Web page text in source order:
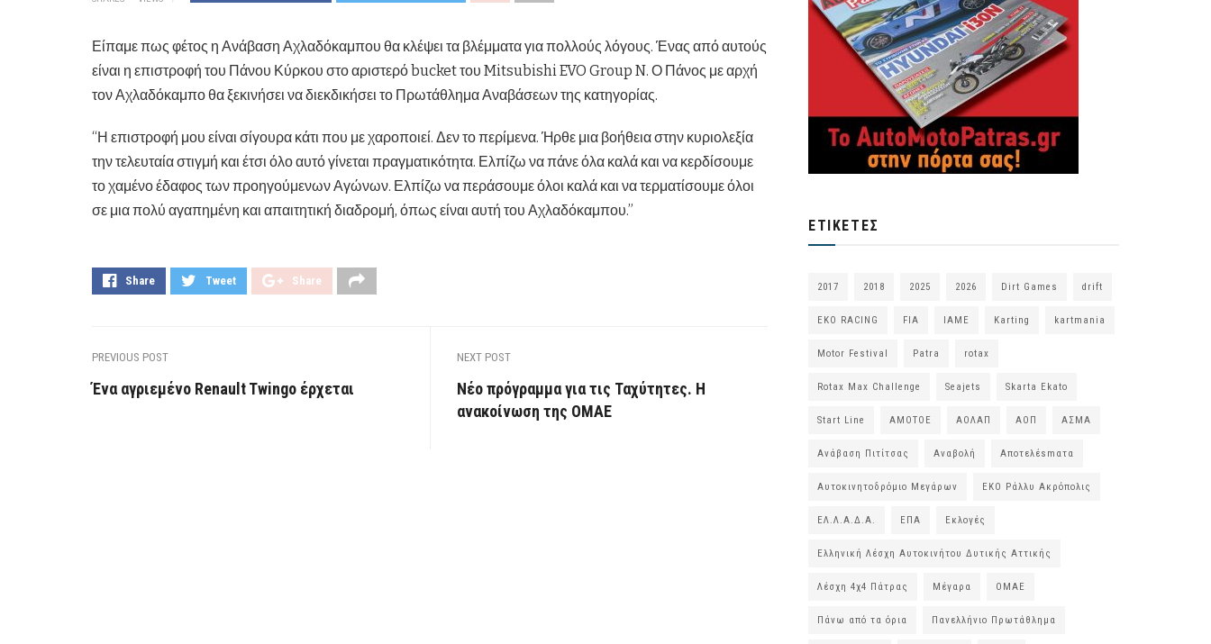
Είπαμε πως φέτος η Ανάβαση Αχλαδόκαμπου θα κλέψει τα βλέμματα για πολλούς λόγους. Ένας από αυτούς
είναι η επιστροφή του Πάνου Κύρκου στο αριστερό bucket του Mitsubishi EVO Group N. Ο Πάνος με αρχή
τον Αχλαδόκαμπο θα ξεκινήσει να διεκδικήσει το Πρωτάθλημα Αναβάσεων της κατηγορίας.
“Η επιστροφή μου είναι σίγουρα κάτι που με χαροποιεί. Δεν το περίμενα. Ήρθε μια βοήθεια στην κυριολεξία
την τελευταία στιγμή και έτσι όλο αυτό γίνεται πραγματικότητα. Ελπίζω να πάνε όλα καλά και να κερδίσουμε
το χαμένο έδαφος των προηγούμενων Αγώνων. Ελπίζω να περάσουμε όλοι καλά και να τερματίσουμε όλοι
σε μια πολύ αγαπημένη και απαιτητική διαδρομή, όπως είναι αυτή του Αχλαδόκαμπου.”
Share Tweet Share
PREVIOUS POST
Ένα αγριεμένο Renault Twingo έρχεται
NEXT POST
Νέο πρόγραμμα για τις Ταχύτητες. Η
ανακοίνωση της ΟΜΑΕ
ΕΤΙΚΈΤΕΣ
2017 2018 2025 2026 Dirt Games drift
EKO RACING FIA IAME Karting kartmania
Motor Festival Patra rotax
Rotax Max Challenge Seajets Skarta Ekato
Start Line ΑΜΟΤΟΕ ΑΟΛΑΠ ΑΟΠ ΑΣΜΑ
Ανάβαση Πιτίτσας Αναβολή Αποτελέsmατα
Αυτοκινητοδρόμιο Μεγάρων ΕΚΟ Ράλλυ Ακρόπολις
ΕΛ.Λ.Α.Δ.Α. ΕΠΑ Εκλογές
Ελληνική Λέσχη Αυτοκινήτου Δυτικής Αττικής
Λέσχη 4χ4 Πάτρας Μέγαρα ΟΜΑΕ
Πάνω από τα όρια Πανελλήνιο Πρωτάθλημα